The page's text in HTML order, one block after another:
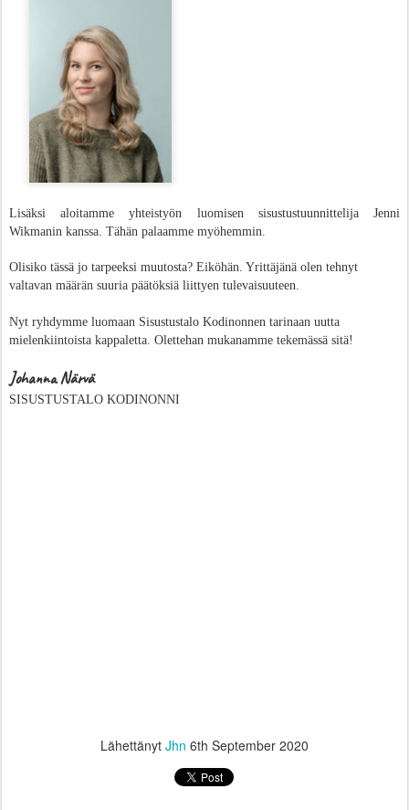
Lisäksi aloitamme yhteistyön luomisen sisustustuunnittelija Jenni
Wikmanin kanssa. Tähän palaamme myöhemmin.
Olisiko tässä jo tarpeeksi muutosta? Eiköhän. Yrittäjänä olen tehnyt
valtavan määrän suuria päätöksiä liittyen tulevaisuuteen.
Nyt ryhdymme luomaan Sisustustalo Kodinonnen tarinaan uutta
mielenkiintoista kappaletta. Olettehan mukanamme tekemässä sitä!
Johanna Närvä
SISUSTUSTALO KODINONNI
Lähettänyt Jhn 6th September 2020